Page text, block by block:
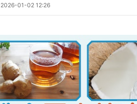
2026-01-02 12:26